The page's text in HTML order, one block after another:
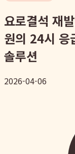
요로결석 재
원의 24시 응
솔루션
2026-04-06